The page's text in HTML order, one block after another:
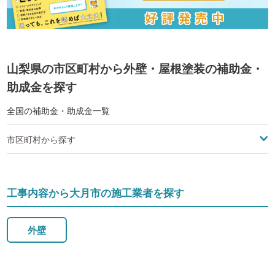
山梨県の市区町村から外壁・屋根塗装の補助金・
助成金を探す
全国の補助金・助成金一覧
市区町村から探す
工事内容から大月市の施工業者を探す
外壁